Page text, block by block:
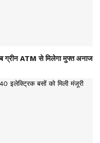
ग्रीन ATM से मिलेगा मुफ्त अनाज